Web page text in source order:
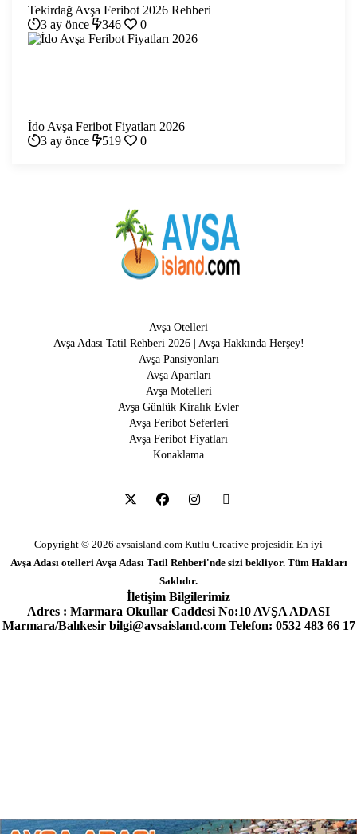
Tekirdağ Avşa Feribot 2026 Rehberi
3 ay önce
346 0
İdo Avşa Feribot Fiyatları 2026
3 ay önce
519 0
Avşa Otelleri
Avşa Adası Tatil Rehberi 2026 | Avşa Hakkında Herşey!
Avşa Pansiyonları
Avşa Apartları
Avşa Motelleri
Avşa Günlük Kiralık Evler
Avşa Feribot Seferleri
Avşa Feribot Fiyatları
Konaklama
Copyright © 2026 avsaisland.com Kutlu Creative projesidir. En iyi
Avşa Adası otelleri Avşa Adası Tatil Rehberi'nde sizi bekliyor. Tüm Hakları
Saklıdır.
İletişim Bilgilerimiz
Adres : Marmara Okullar Caddesi No:10 AVŞA ADASI
Marmara/Balıkesir bilgi@avsaisland.com Telefon: 0532 483 66 17